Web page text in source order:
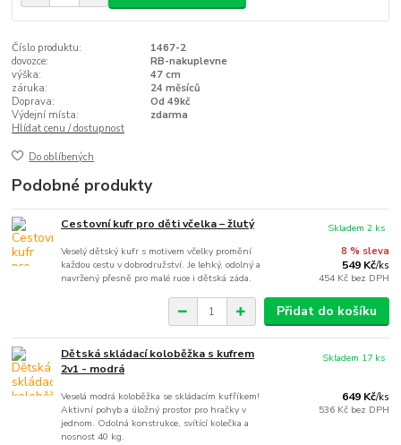
Číslo produktu:
1467-2
dovozce:
RB-nakuplevne
výška:
47 cm
záruka:
24 měsíců
Doprava:
Od 49kč
Výdejní místa:
zdarma
Hlídat cenu / dostupnost
Do oblíbených
Podobné produkty
Cestovní kufr pro děti včelka – žlutý
Veselý dětský kufr s motivem včelky promění
každou cestu v dobrodružství. Je lehký, odolný a
navržený přesně pro malé ruce i dětská záda.
8 % sleva
549 Kč/ks
454 Kč bez DPH
Skladem 2 ks
Přidat do košíku
Dětská skládací koloběžka s kufrem
2v1 - modrá
Veselá modrá koloběžka se skládacím kufříkem!
Aktivní pohyb a úložný prostor pro hračky v
jednom. Odolná konstrukce, svítící kolečka a
nosnost 40 kg.
649 Kč/ks
536 Kč bez DPH
Skladem 17 ks